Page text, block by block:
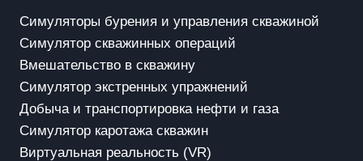
Симуляторы бурения и управления скважиной
Симулятор скважинных операций
Вмешательство в скважинy
Симулятор экстренных упражнений
Добыча и транспортировка нефти и газа
Симулятор каротажа скважин
Виртуальная реальность (VR)